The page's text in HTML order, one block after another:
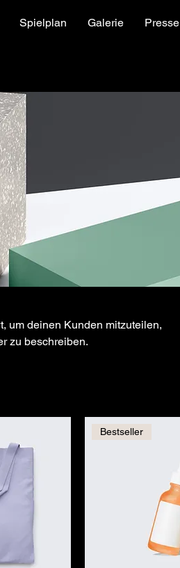
Spielplan Galerie Presse
um deinen Kunden mitzuteilen,
zu beschreiben.
Bestseller